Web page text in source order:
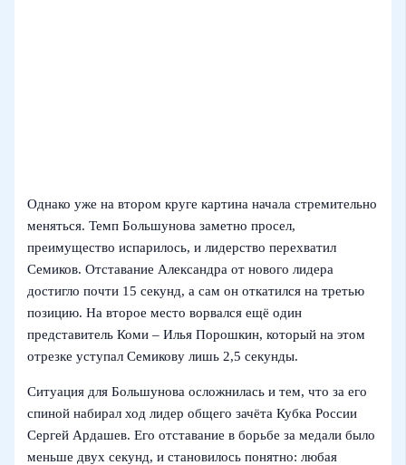
Однако уже на втором круге картина начала стремительно
меняться. Темп Большунова заметно просел,
преимущество испарилось, и лидерство перехватил
Семиков. Отставание Александра от нового лидера
достигло почти 15 секунд, а сам он откатился на третью
позицию. На второе место ворвался ещё один
представитель Коми – Илья Порошкин, который на этом
отрезке уступал Семикову лишь 2,5 секунды.
Ситуация для Большунова осложнилась и тем, что за его
спиной набирал ход лидер общего зачёта Кубка России
Сергей Ардашев. Его отставание в борьбе за медали было
меньше двух секунд, и становилось понятно: любая